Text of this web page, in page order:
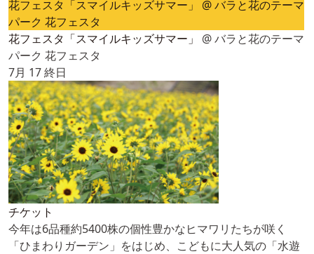
花フェスタ「スマイルキッズサマー」 @ バラと花のテーマ
パーク 花フェスタ
花フェスタ「スマイルキッズサマー」
@ バラと花のテーマ
パーク 花フェスタ
7月 17終日
チケット
今年は6品種約5400株の個性豊かなヒマワリたちが咲く
「ひまわりガーデン」をはじめ、こどもに大人気の「水遊